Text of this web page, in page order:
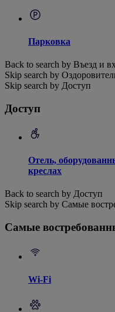
Парковка
Back to search by Въезд и
Skip search by
Skip search by Доступ
Доступ
Отель,
креслах
Back to search by Доступ
Skip search by Самые
Самые
Wi-Fi